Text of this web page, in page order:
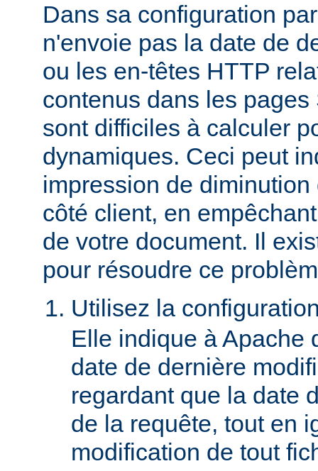
Dans sa configuration
n'envoie pas la date de
ou les en-têtes HTTP
contenus dans les
sont difficiles à calculer
dynamiques. Ceci peut
impression de
côté client, en
de votre document. Il
pour résoudre ce
Utilisez la
Elle indique à Apache
date de dernière
regardant que la date
de la requête, tout en
modification de tout